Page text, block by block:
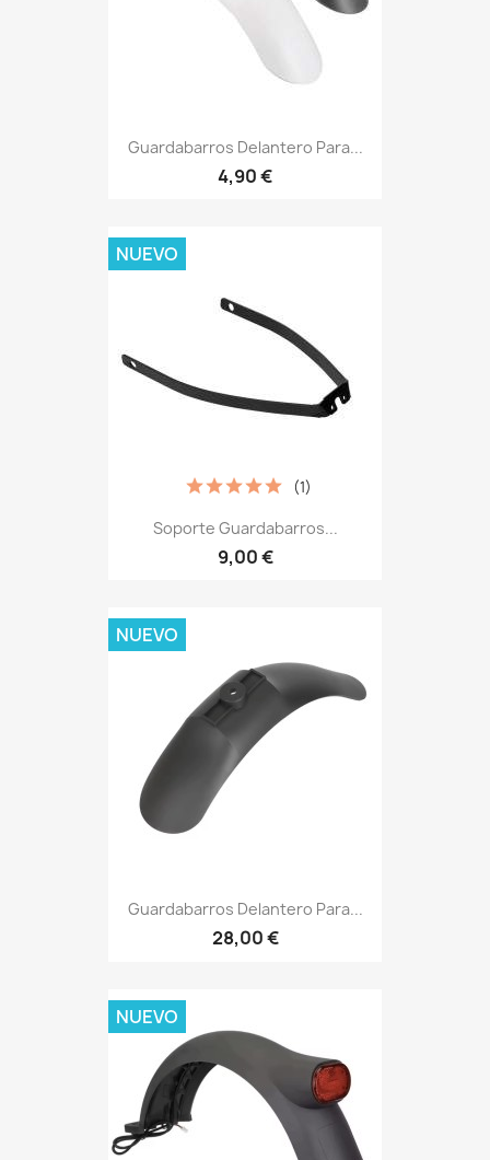
Guardabarros Delantero Para...
4,90 €
Soporte Guardabarros...
9,00 €
(1)
NUEVO
Guardabarros Delantero Para...
28,00 €
NUEVO
NUEVO